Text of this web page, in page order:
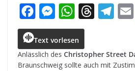
F
a
c
e
M
e
ss
e
W
h
a
ts
T
e
T
g
Text vorlesen
Anläss­lich des Chris­to­pher Street
Braun­schweig sollte auch mit